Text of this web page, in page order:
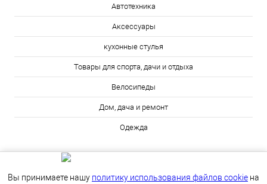
Автотехника
Аксессуары
кухонные стулья
Товары для спорта, дачи и отдыха
Велосипеды
Дом, дача и ремонт
Одежда
Вы принимаете нашу политику использования файлов cookie на